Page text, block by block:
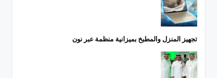
تجهيز المنزل والمطبخ بميزانية منظمة عبر نون